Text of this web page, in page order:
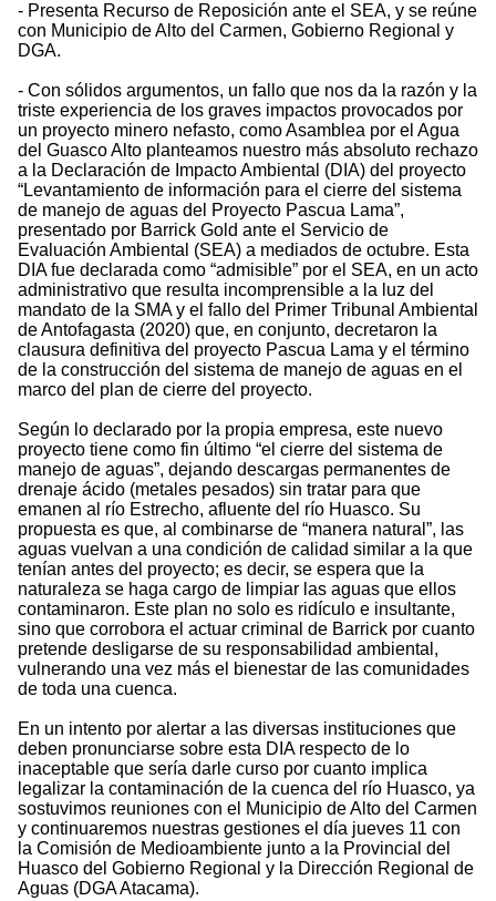
- Presenta Recurso de Reposición ante el SEA, y se reúne
con Municipio de Alto del Carmen, Gobierno Regional y
DGA.
- Con sólidos argumentos, un fallo que nos da la razón y la
triste experiencia de los graves impactos provocados por
un proyecto minero nefasto, como Asamblea por el Agua
del Guasco Alto planteamos nuestro más absoluto rechazo
a la Declaración de Impacto Ambiental (DIA) del proyecto
“Levantamiento de información para el cierre del sistema
de manejo de aguas del Proyecto Pascua Lama”,
presentado por Barrick Gold ante el Servicio de
Evaluación Ambiental (SEA) a mediados de octubre. Esta
DIA fue declarada como “admisible” por el SEA, en un acto
administrativo que resulta incomprensible a la luz del
mandato de la SMA y el fallo del Primer Tribunal Ambiental
de Antofagasta (2020) que, en conjunto, decretaron la
clausura definitiva del proyecto Pascua Lama y el término
de la construcción del sistema de manejo de aguas en el
marco del plan de cierre del proyecto.
Según lo declarado por la propia empresa, este nuevo
proyecto tiene como fin último “el cierre del sistema de
manejo de aguas”, dejando descargas permanentes de
drenaje ácido (metales pesados) sin tratar para que
emanen al río Estrecho, afluente del río Huasco. Su
propuesta es que, al combinarse de “manera natural”, las
aguas vuelvan a una condición de calidad similar a la que
tenían antes del proyecto; es decir, se espera que la
naturaleza se haga cargo de limpiar las aguas que ellos
contaminaron. Este plan no solo es ridículo e insultante,
sino que corrobora el actuar criminal de Barrick por cuanto
pretende desligarse de su responsabilidad ambiental,
vulnerando una vez más el bienestar de las comunidades
de toda una cuenca.
En un intento por alertar a las diversas instituciones que
deben pronunciarse sobre esta DIA respecto de lo
inaceptable que sería darle curso por cuanto implica
legalizar la contaminación de la cuenca del río Huasco, ya
sostuvimos reuniones con el Municipio de Alto del Carmen
y continuaremos nuestras gestiones el día jueves 11 con
la Comisión de Medioambiente junto a la Provincial del
Huasco del Gobierno Regional y la Dirección Regional de
Aguas (DGA Atacama).